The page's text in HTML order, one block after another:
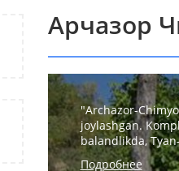
Арчазор
"Archazor-
joylashgan.
balandlikda,
Подробнее